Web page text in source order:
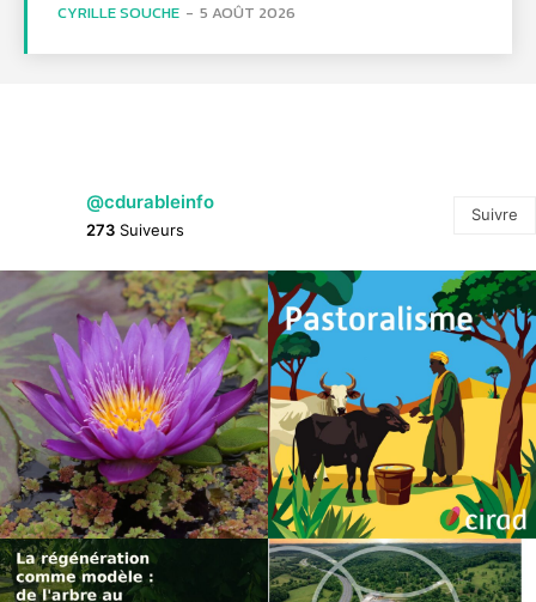
CYRILLE SOUCHE - 5 AOÛT 2026
@cdurableinfo
273 Suiveurs
Suivre